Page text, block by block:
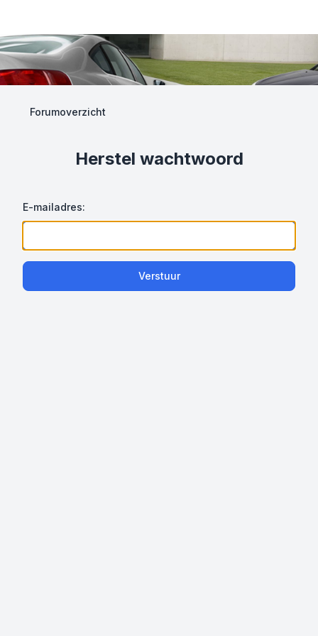
Forumoverzicht
Herstel wachtwoord
E-mailadres:
Verstuur